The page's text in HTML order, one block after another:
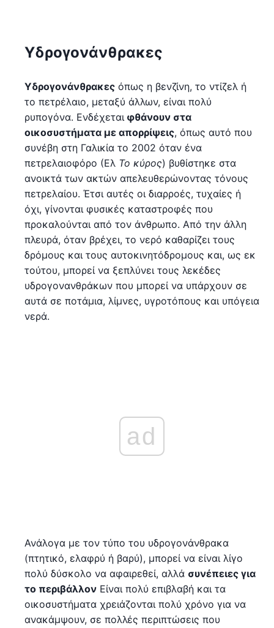
Υδρογονάνθρακες
Υδρογονάνθρακες όπως η βενζίνη, το ντίζελ ή
το πετρέλαιο, μεταξύ άλλων, είναι πολύ
ρυπογόνα. Ενδέχεταιφθάνουν στα
οικοσυστήματα με απορρίψεις, όπως αυτό που
συνέβη στη Γαλικία το 2002 όταν ένα
πετρελαιοφόρο (Ελ Το κύρος) βυθίστηκε στα
ανοικτά των ακτών απελευθερώνοντας τόνους
πετρελαίου. Έτσι αυτές οι διαρροές, τυχαίες ή
όχι, γίνονται φυσικές καταστροφές που
προκαλούνται από τον άνθρωπο. Από την άλλη
πλευρά, όταν βρέχει, το νερό καθαρίζει τους
δρόμους και τους αυτοκινητόδρομους και, ως εκ
τούτου, μπορεί να ξεπλύνει τους λεκέδες
υδρογονανθράκων που μπορεί να υπάρχουν σε
αυτά σε ποτάμια, λίμνες, υγροτόπους και υπόγεια
νερά.
ad
Ανάλογα με τον τύπο του υδρογονάνθρακα
(πτητικό, ελαφρύ ή βαρύ), μπορεί να είναι λίγο
πολύ δύσκολο να αφαιρεθεί, αλλά συνέπειες για
το περιβάλλον Είναι πολύ επιβλαβή και τα
οικοσυστήματα χρειάζονται πολύ χρόνο για να
ανακάμψουν, σε πολλές περιπτώσεις που